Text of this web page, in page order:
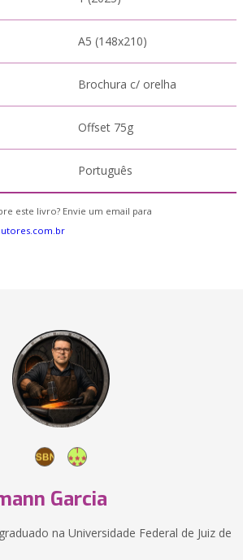
A5 (148x210)
Brochura c/ orelha
Offset 75g
Português
este livro? Envie um email para
Garcia
na Universidade Federal de Juiz de